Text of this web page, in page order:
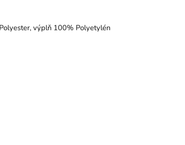
výplň 100% Polyetylén